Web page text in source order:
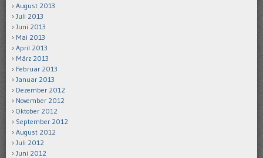
August 2013
Juli 2013
Juni 2013
Mai 2013
April 2013
März 2013
Februar 2013
Januar 2013
Dezember 2012
November 2012
Oktober 2012
September 2012
August 2012
Juli 2012
Juni 2012